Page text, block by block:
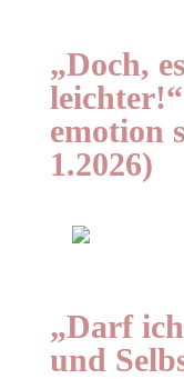
„Doch,
leichter!“
emotion
1.2026​)
„Darf
und